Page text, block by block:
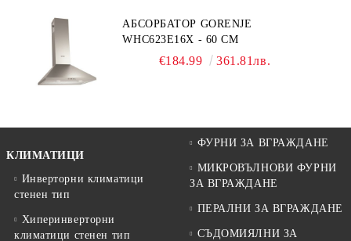
АБСОРБАТОР GORENJE
WHC623E16X - 60 СМ
€184.99 361.81лв.
КЛИМАТИЦИ
Инверторни климатици
стенен тип
Хиперинверторни
климатици стенен тип
ФУРНИ ЗА ВГРАЖДАНЕ
МИКРОВЪЛНОВИ ФУРНИ
ЗА ВГРАЖДАНЕ
ПЕРАЛНИ ЗА ВГРАЖДАНЕ
СЪДОМИЯЛНИ ЗА